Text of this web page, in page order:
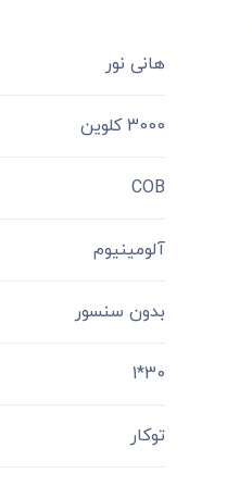
هانی نور
3000 کلوین
COB
آلومینیوم
بدون سنسور
30*1
توکار